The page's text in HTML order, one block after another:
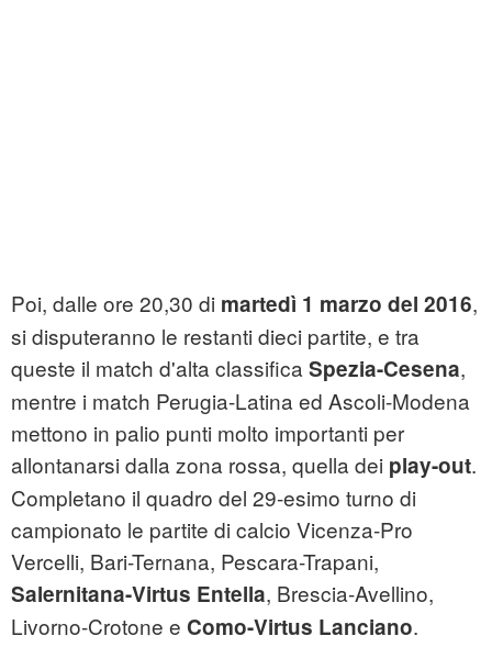
Poi, dalle ore 20,30 di martedì 1 marzo del 2016,
si disputeranno le restanti dieci partite, e tra
queste il match d'alta classifica Spezia-Cesena,
mentre i match Perugia-Latina ed Ascoli-Modena
mettono in palio punti molto importanti per
allontanarsi dalla zona rossa, quella dei play-out.
Completano il quadro del 29-esimo turno di
campionato le partite di calcio Vicenza-Pro
Vercelli, Bari-Ternana, Pescara-Trapani,
Salernitana-Virtus Entella, Brescia-Avellino,
Livorno-Crotone e Como-Virtus Lanciano.